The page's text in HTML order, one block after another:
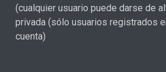
(cualquier usuario puede darse de
privada (sólo usuarios registrados
cuenta)